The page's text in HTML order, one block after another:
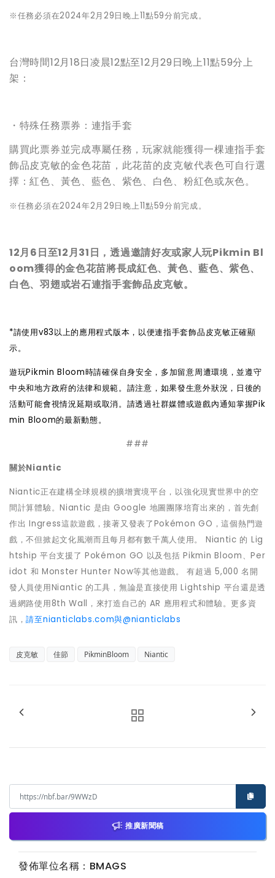
※任務必須在2024年2月29日晚上11點59分前完成。
台灣時間12月18日凌晨12點至12月29日晚上11點59分上
架：
・特殊任務票券：連指手套
購買此票券並完成專屬任務，玩家就能獲得一棵連指手套
飾品皮克敏的金色花苗，此花苗的皮克敏代表色可自行選
擇：紅色、黃色、藍色、紫色、白色、粉紅色或灰色。
※任務必須在2024年2月29日晚上11點59分前完成。
12月6日至12月31日，透過邀請好友或家人玩Pikmin Bl
oom獲得的金色花苗將長成紅色、黃色、藍色、紫色、
白色、羽翅或岩石連指手套飾品皮克敏。
*請使用v83以上的應用程式版本，以便連指手套飾品皮克敏正確顯
示。
遊玩Pikmin Bloom時請確保自身安全，多加留意周遭環境，並遵守
中央和地方政府的法律和規範。請注意，如果發生意外狀況，日後的
活動可能會視情況延期或取消。請透過社群媒體或遊戲內通知掌握Pik
min Bloom的最新動態。
###
關於Niantic
Niantic正在建構全球規模的擴增實境平台，以強化現實世界中的空
間計算體驗。Niantic 是由 Google 地圖團隊培育出來的，首先創
作出 Ingress這款遊戲，接著又發表了Pokémon GO，這個熱門遊
戲，不但掀起文化風潮而且每月都有數千萬人使用。 Niantic 的 Lig
htship 平台支援了 Pokémon GO 以及包括 Pikmin Bloom、Per
idot 和 Monster Hunter Now等其他遊戲。 有超過 5,000 名開
發人員使用Niantic 的工具，無論是直接使用 Lightship 平台還是透
過網路使用8th Wall，來打造自己的 AR 應用程式和體驗。更多資
訊，請至nianticlabs.com與@nianticlabs
皮克敏 佳節 PikminBloom Niantic
推廣新聞稿
發佈單位名稱：BMAGS